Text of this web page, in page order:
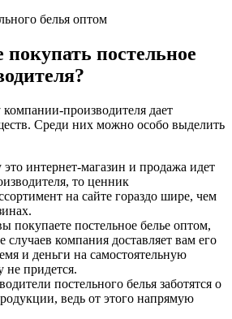
постельное
компании-производителя дает
Среди них можно особо выделить
интернет-магазин и продажа идет
то ценник
на сайте гораздо шире, чем
покупаете постельное белье оптом,
случаев компания доставляет вам его
и деньги на самостоятельную
не придется.
постельного белья заботятся о
ведь от этого напрямую